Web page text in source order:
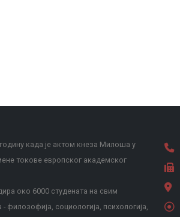
када је актом кнеза Милоша у
токове европског академског
око 6000 студената на свим
филозофија, социологија, психологија,